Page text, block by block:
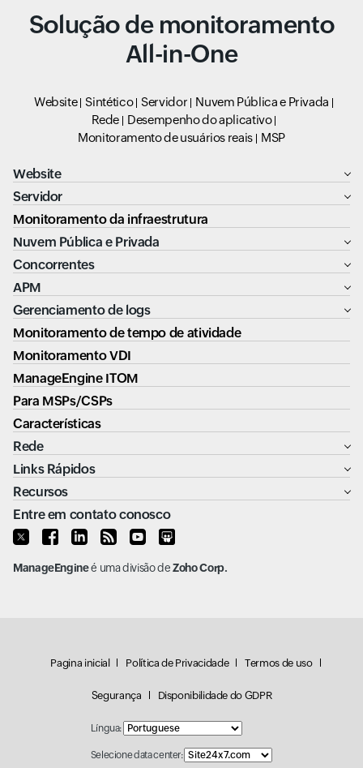
Solução de monitoramento
All-in-One
Website Sintético Servidor
Nuvem Pública e Privada
Rede
Desempenho do aplicativo
Monitoramento de usuários reais
MSP
Website
Servidor
Monitoramento da infraestrutura
Nuvem Pública e Privada
Concorrentes
APM
Gerenciamento de logs
Monitoramento de tempo de atividade
Monitoramento VDI
ManageEngine ITOM
Para MSPs/CSPs
Características
Rede
Links Rápidos
Recursos
Entre em contato conosco
ManageEngineé uma divisão deZoho Corp.
Pagina inicial Política de Privacidade Termos de uso
Segurança Disponibilidade do GDPR
Língua:
Selecione data center: